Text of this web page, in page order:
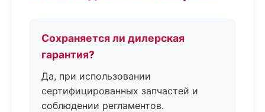
Сохраняется ли дилерская
гарантия?
Да, при использовании
сертифицированных запчастей и
соблюдении регламентов.